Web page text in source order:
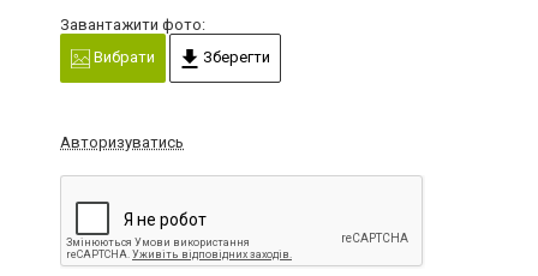
Завантажити фото:
Вибрати
Зберегти
Авторизуватись